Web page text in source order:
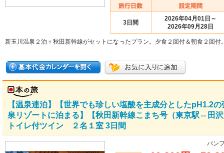
3日間
2026年04月01日～
2026年09月28日
新玉川温泉２泊＋秋田新幹線がセットになったプラン。夕食２回付＆朝食２回付
【温泉連泊】【世界でも珍しい塩酸を主成分としたpH1.2
泉リゾートに泊まる】【秋田新幹線こまち号（東京駅⇔田
トイレ付ツイン ２名１室 3日間
パン